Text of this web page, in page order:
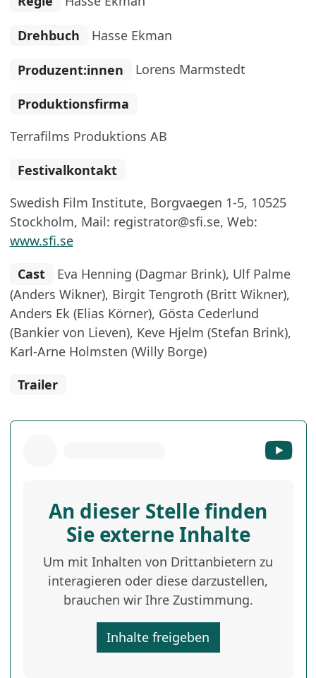
Drehbuch Hasse Ekman
Produzent:innen Lorens Marmstedt
Produktionsfirma
Terrafilms Produktions AB
Festivalkontakt
Swedish Film Institute, Borgvaegen 1-5, 10525
Stockholm, Mail: registrator@sfi.se, Web:
www.sfi.se
Cast
Eva Henning (Dagmar Brink), Ulf Palme
(Anders Wikner), Birgit Tengroth (Britt Wikner),
Anders Ek (Elias Körner), Gösta Cederlund
(Bankier von Lieven), Keve Hjelm (Stefan Brink),
Karl-Arne Holmsten (Willy Borge)
Trailer
An dieser Stelle finden
Sie externe Inhalte
Um mit Inhalten von Drittanbietern zu
interagieren oder diese darzustellen,
brauchen wir Ihre Zustimmung.
Inhalte freigeben